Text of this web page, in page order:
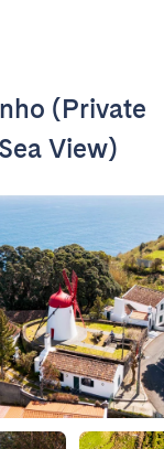
(Private
View)